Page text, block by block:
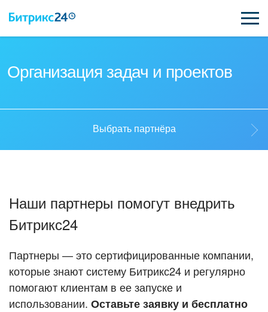
ПОЛУЧИТЬ БЕСПЛАТНО
ВХОД
ВХОД
Организация задач и проектов
Стать партнёром
Кейсы партнеров
Смотреть видеокейсы
Выбрать партнёра
Наши партнеры помогут внедрить
Битрикс24
Партнеры — это сертифицированные компании,
которые знают систему Битрикс24 и регулярно
помогают клиентам в ее запуске и
использовании. Оставьте заявку и бесплатно